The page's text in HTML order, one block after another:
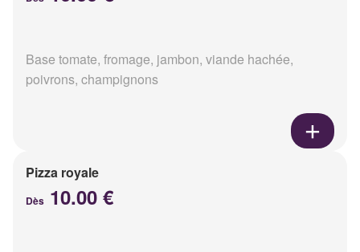
Base tomate, fromage, jambon, viande hachée,
poivrons, champignons
Pizza royale
Dès 10.00 €